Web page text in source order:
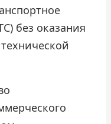
без оказания